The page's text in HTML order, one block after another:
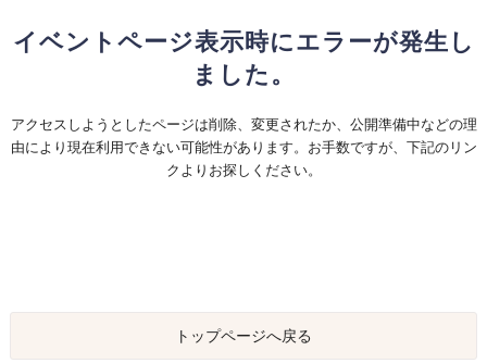
イベントページ表示時にエラーが発生し
ました。
アクセスしようとしたページは削除、変更されたか、公開準備中などの理
由により現在利用できない可能性があります。お手数ですが、下記のリン
クよりお探しください。
トップページへ戻る